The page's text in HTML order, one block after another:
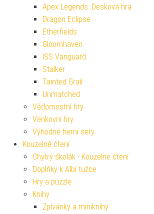
Apex Legends: Desková hra
Dragon Eclipse
Etherfields
Gloomhaven
ISS Vanguard
Stalker
Tainted Grail
Unmatched
Vědomostní hry
Venkovní hry
Výhodné herní sety
Kouzelné čtení
Chytrý školák - Kouzelné čtení
Doplňky k Albi tužce
Hry a puzzle
Knihy
Zpívánky a miniknihy